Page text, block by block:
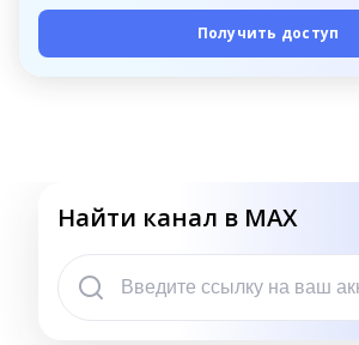
Получить доступ
Найти канал в MAX